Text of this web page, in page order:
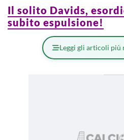
Il solito Davids,
subito espulsione!
Leggi gli articoli più